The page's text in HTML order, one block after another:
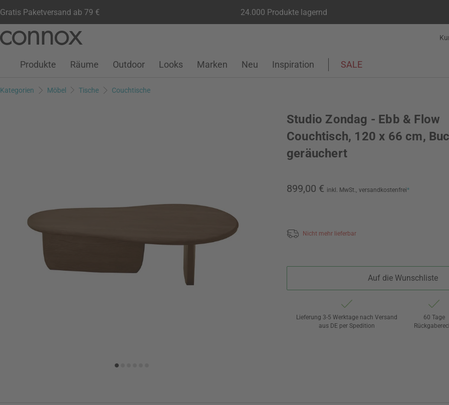
Gratis Paketversand ab 79 € 24.000 Produkte lagernd
Seiteninhalt
Suchfeld
Kundenkonto
Wunschliste
Warenkorb
Produkte Räume Outdoor Looks Marken Neu Inspiration SALE
Kategorien Möbel Tische Couchtische
Studio Zondag - Ebb & Flow
Couchtisch, 120 x 66 cm,
geräuchert
899,00 € inkl. MwSt., versandkostenfrei*
Nicht mehr lieferbar
Auf die Wunschliste
Lieferung 3-5 Werktage nach Versand
aus DE per Spedition
60 Tage